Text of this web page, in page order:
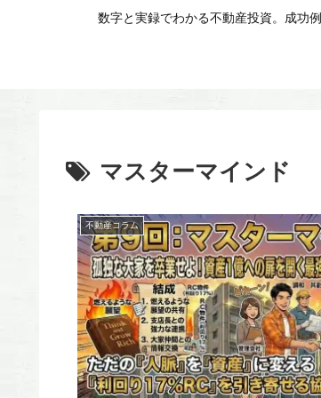
数字と実録でわかる不動産投資。成功
マスターマインド
不動産コラム